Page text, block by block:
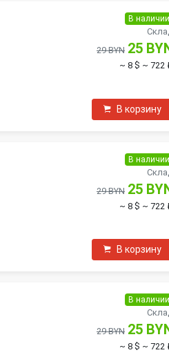
В наличии
29 BYN 25
~ 8 $ ~ 722
В корзину
В наличии
29 BYN 25
~ 8 $ ~ 722
В корзину
В наличии
29 BYN 25
~ 8 $ ~ 722